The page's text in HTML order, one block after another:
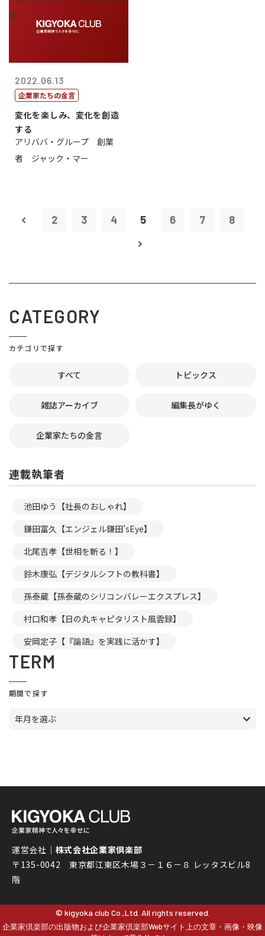
2022.06.13
企業家たちの金言
変化を楽しみ、変化を創造
する
アリババ・グループ 創業
者 ジャック・マー
2 3 4 5 6 7 8
CATEGORY
カテゴリで探す
すべて トピックス
雑誌アーカイブ 編集長がゆく
企業家たちの金言
連載執筆者
池田ゆう【社長のおしゃれ】
鎌田富久【エンジェル鎌田’sEye】
北尾吉孝【世相を斬る！】
鈴木康弘【デジタルシフトの教科書】
孫泰蔵【孫泰蔵のシリコンバレーエクスプレス】
村口和孝【日の丸キャピタリスト風雲録】
安岡定子【『論語』を実践に活かす】
TERM
期間で探す
年月を選ぶ
運営会社｜ 株式会社企業家倶楽部
〒135-0042 東京都江東区木場３－１６－８ レッタスビル8
階
© kigyoka club Co.,Ltd. All rights reserved.
企業家倶楽部の出版物および企業家倶楽部Webサイト上の文章・画像・映像